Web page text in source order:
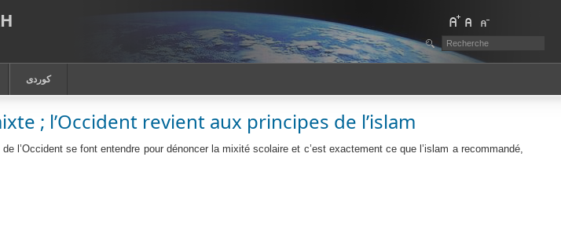
كوردى
; l’Occident revient aux principes de l’islam
l’Occident se font entendre pour dénoncer la mixité scolaire et c’est exactement ce que l’islam a recommandé,